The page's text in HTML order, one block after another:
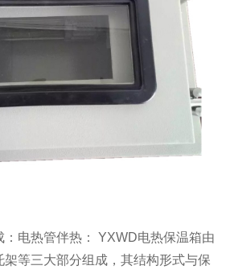
电热管伴热： YXWD电热保温箱由
等三大部分组成，其结构形式与保